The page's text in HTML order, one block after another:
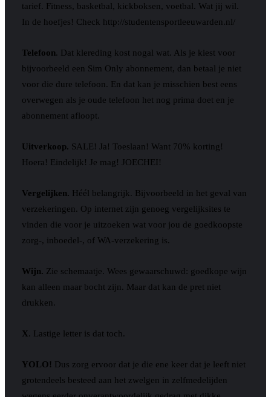
tarief. Fitness, basketbal, kickboksen, voetbal. Wat jij wil.
In de hoefjes! Check http://studentensportleeuwarden.nl/
Telefoon. Dat klereding kost nogal wat. Als je kiest voor
bijvoorbeeld een Sim Only abonnement, dan betaal je niet
voor die dure telefoon. En dat kan je misschien best eens
overwegen als je oude telefoon het nog prima doet en je
abonnement afloopt.
Uitverkoop. SALE! Ja! Toeslaan! Want 70% korting!
Hoera! Eindelijk! Je mag! JOECHEI!
Vergelijken. Héél belangrijk. Bijvoorbeeld in het geval van
verzekeringen. Op internet zijn genoeg vergelijksites te
vinden die voor je uitzoeken wat voor jou de goedkoopste
zorg-, inboedel-, of WA-verzekering is.
Wijn. Zie schemaatje. Wees gewaarschuwd: goedkope wijn
kan alleen maar bocht zijn. Maar dat kan de pret niet
drukken.
X. Lastige letter is dat toch.
YOLO! Dus zorg ervoor dat je die ene keer dat je leeft niet
grotendeels besteed aan het zwelgen in zelfmedelijden